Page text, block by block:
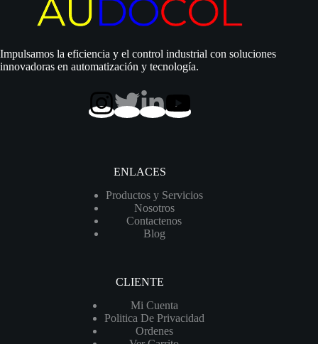
110
Vac
|
Impulsamos la eficiencia y el control industrial con soluciones
innovadoras en automatización y tecnología.
ENLACES
Productos y Servicios
Nosotros
Contactenos
Blog
CLIENTE
Mi Cuenta
Politica De Privacidad
Ordenes